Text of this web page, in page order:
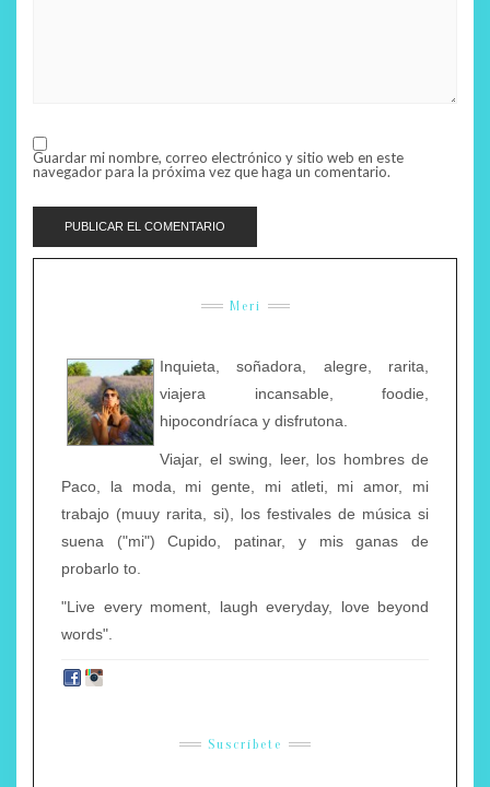
Guardar mi nombre, correo electrónico y sitio web en este
navegador para la próxima vez que haga un comentario.
Meri
Inquieta, soñadora, alegre, rarita,
viajera incansable, foodie,
hipocondríaca y disfrutona.
Viajar, el swing, leer, los hombres de
Paco, la moda, mi gente, mi atleti, mi amor, mi
trabajo (muuy rarita, si), los festivales de música si
suena ("mi") Cupido, patinar, y mis ganas de
probarlo to.
"Live every moment, laugh everyday, love beyond
words".
Suscríbete